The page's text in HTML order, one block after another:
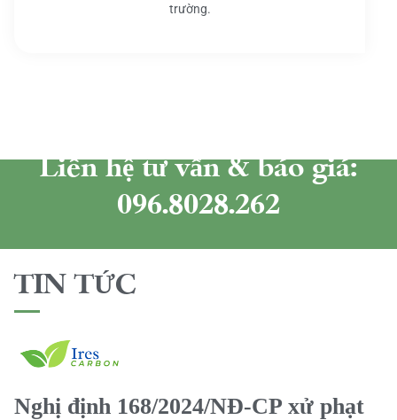
trường.
Liên hệ tư vấn & báo giá:
096.8028.262
TIN TỨC
Nghị định 168/2024/NĐ-CP xử phạt